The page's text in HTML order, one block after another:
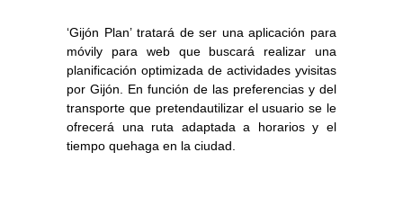
‘Gijón Plan’ tratará de ser una aplicación para
móvily para web que buscará realizar una
planificación optimizada de actividades yvisitas
por Gijón. En función de las preferencias y del
transporte que pretendautilizar el usuario se le
ofrecerá una ruta adaptada a horarios y el
tiempo quehaga en la ciudad.